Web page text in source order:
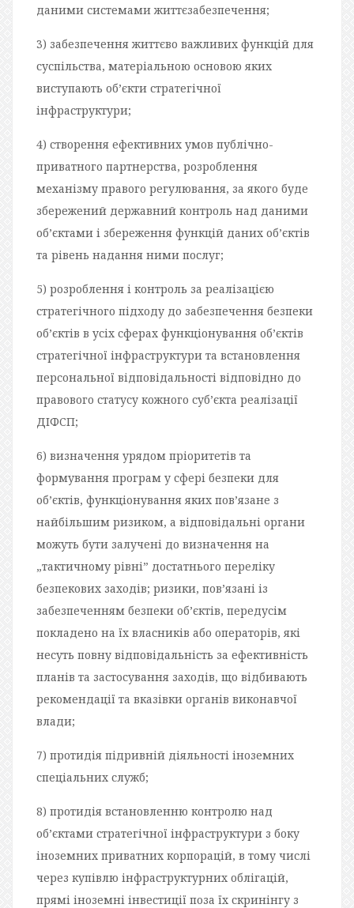
даними системами життєзабезпечення;
3) забезпечення життєво важливих функцій для
суспільства, матеріальною основою яких
виступають об’єкти стратегічної
інфраструктури;
4) створення ефективних умов публічно-
приватного партнерства, розроблення
механізму правого регулювання, за якого буде
збережений державний контроль над даними
об’єктами і збереження функцій даних об’єктів
та рівень надання ними послуг;
5) розроблення і контроль за реалізацією
стратегічного підходу до забезпечення безпеки
об’єктів в усіх сферах функціонування об’єктів
стратегічної інфраструктури та встановлення
персональної відповідальності відповідно до
правового статусу кожного суб’єкта реалізації
ДІФСП;
6) визначення урядом пріоритетів та
формування програм у сфері безпеки для
об’єктів, функціонування яких пов’язане з
найбільшим ризиком, а відповідальні органи
можуть бути залучені до визначення на
„тактичному рівні” достатнього переліку
безпекових заходів; ризики, пов’язані із
забезпеченням безпеки об’єктів, передусім
покладено на їх власників або операторів, які
несуть повну відповідальність за ефективність
планів та застосування заходів, що відбивають
рекомендації та вказівки органів виконавчої
влади;
7) протидія підривній діяльності іноземних
спеціальних служб;
8) протидія встановленню контролю над
об’єктами стратегічної інфраструктури з боку
іноземних приватних корпорацій, в тому числі
через купівлю інфраструктурних облігацій,
прямі іноземні інвестиції поза їх скринінгу з